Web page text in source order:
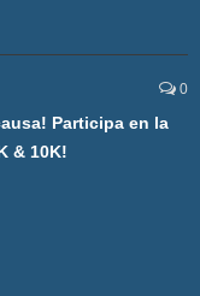
0
Participa en la
& 10K!